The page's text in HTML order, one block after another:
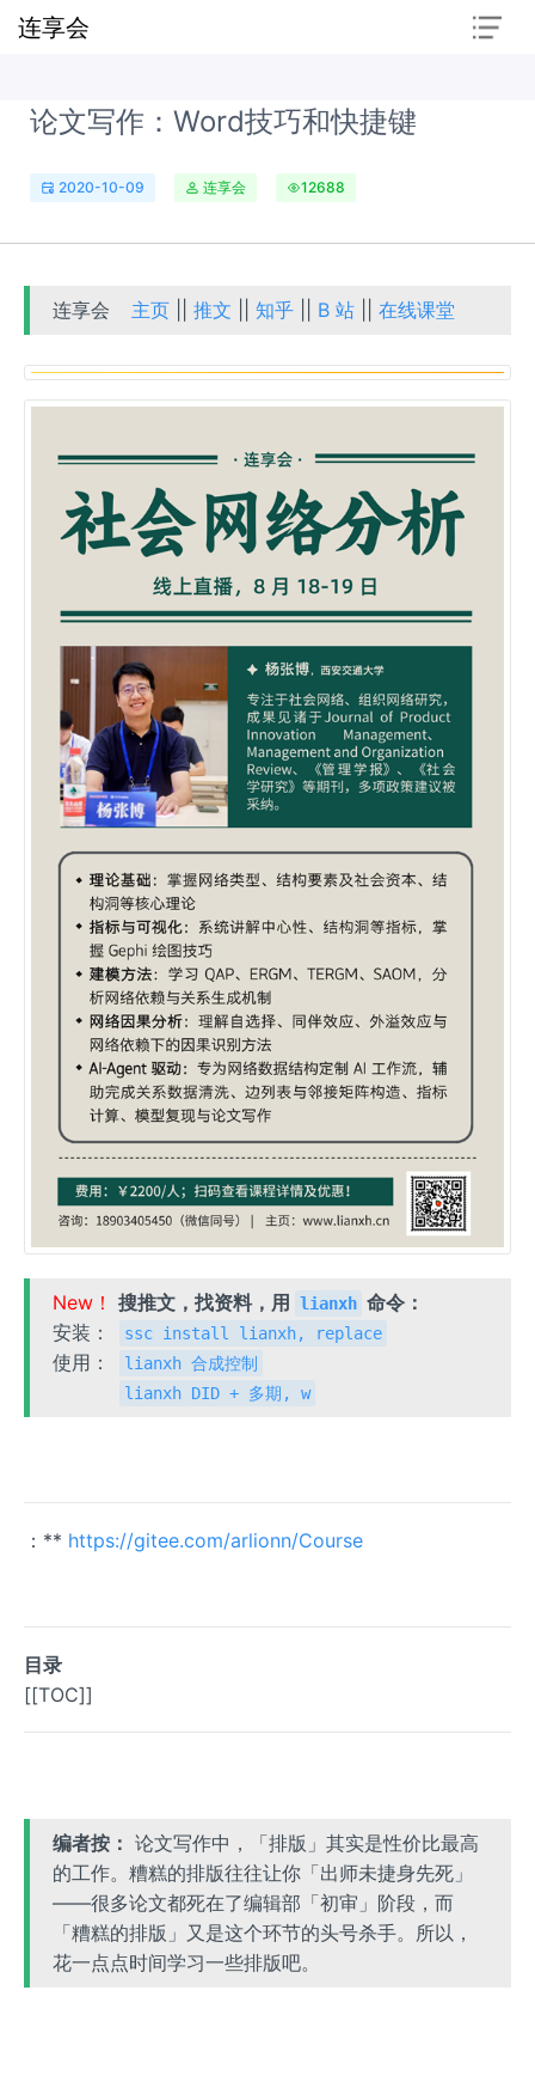
连享会
论文写作：Word技巧和快捷键
2020-10-09 连享会 12688
连享会 主页 ||推文 ||知乎 B 站 ||在线课堂
New！ 搜推文，找资料，用 lianxh 命令：
安装：
ssc install lianxh, replace
使用：
lianxh 合成控制
lianxh DID + 多期, w
：** https://gitee.com/arlionn/Course
目录
[[TOC]]
编者按： 论文写作中，「排版」其实是性价比最高
的工作。糟糕的排版往往让你「出师未捷身先死」
——很多论文都死在了编辑部「初审」阶段，而
「糟糕的排版」又是这个环节的头号杀手。所以，
花一点点时间学习一些排版吧。